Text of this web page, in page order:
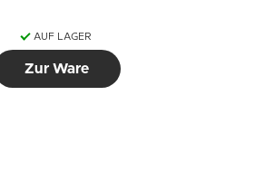
AUF LAGER
Zur Ware